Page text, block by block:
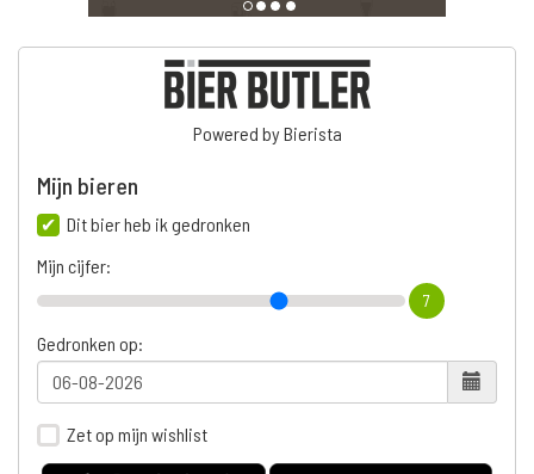
Powered by Bierista
Mijn bieren
Dit bier heb ik gedronken
Mijn cijfer:
7
Gedronken op:
Zet op mijn wishlist